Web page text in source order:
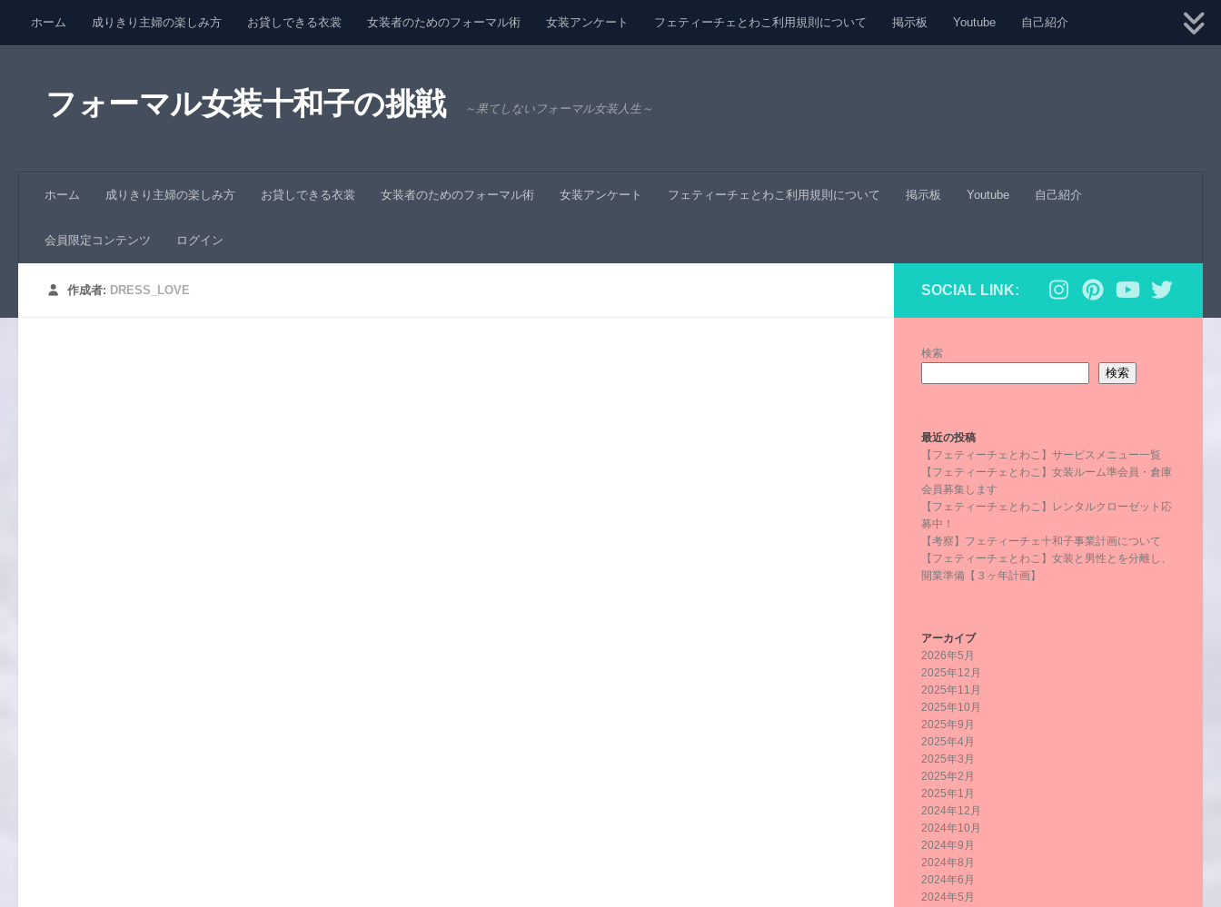
コンテンツへスキップ
ホーム 成りきり主婦の楽しみ方 お貸しできる衣裳 女装者のためのフォーマル術 女装アンケート フェティーチェとわこ利用規則について 掲示板 Youtube 自己紹介
フォーマル女装十和子の挑戦 ～果てしないフォーマル女装人生～
ホーム 成りきり主婦の楽しみ方 お貸しできる衣裳 女装者のためのフォーマル術 女装アンケート フェティーチェとわこ利用規則について 掲示板 Youtube 自己紹介
会員限定コンテンツ ログイン
作成者: DRESS_LOVE SOCIAL LINK:
検索
検索
最近の投稿
【フェティーチェとわこ】サービスメニュー一覧
【フェティーチェとわこ】女装ルーム準会員・倉庫
会員募集します
【フェティーチェとわこ】レンタルクローゼット応
募中！
【考察】フェティーチェ十和子事業計画について
【フェティーチェとわこ】女装と男性とを分離し、
開業準備【３ヶ年計画】
アーカイブ
2026年5月
2025年12月
2025年11月
2025年10月
2025年9月
2025年4月
2025年3月
2025年2月
2025年1月
2024年12月
2024年10月
2024年9月
2024年8月
2024年6月
2024年5月